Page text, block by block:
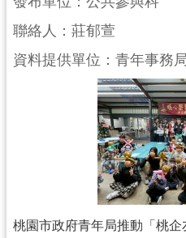
業
資
民
聯絡人：莊郁萱
資料提供單位：青年事務
桃園市政府青年局推動「桃企